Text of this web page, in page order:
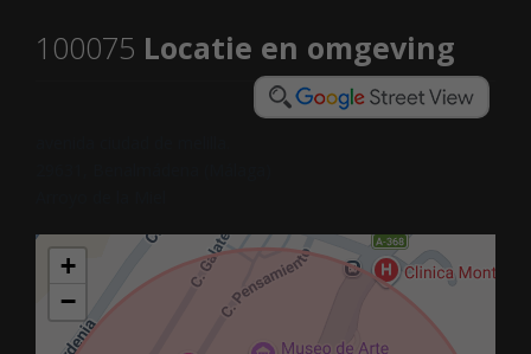
100075 Locatie en omgeving
+
−